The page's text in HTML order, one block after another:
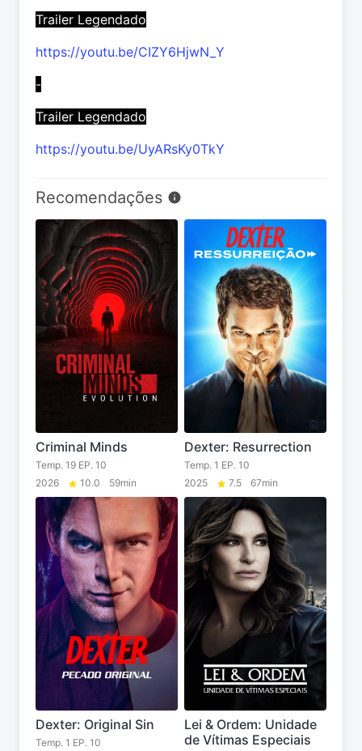
Trailer Legendado
https://youtu.be/CIZY6HjwN_Y
-
Trailer Legendado
https://youtu.be/UyARsKy0TkY
Recomendações
Criminal Minds
Temp. 19 EP. 10
2026
10.0 59min
Dexter: Resurrection
Temp. 1 EP. 10
2025
7.5 67min
Dexter: Original Sin
Temp. 1 EP. 10
Lei & Ordem: Unidade
de Vítimas Especiais